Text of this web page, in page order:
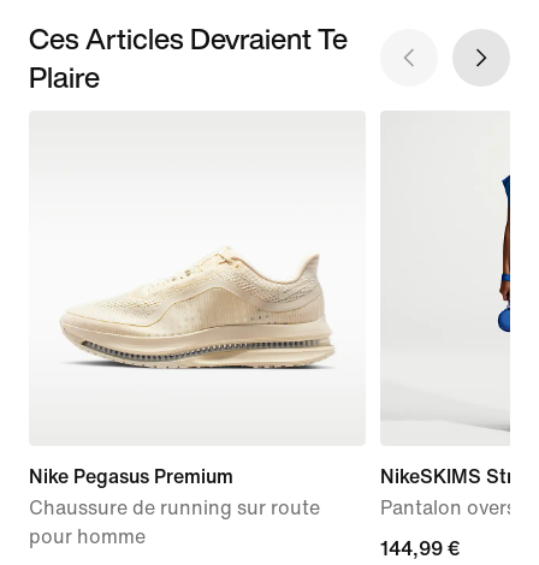
Ces Articles Devraient Te
Plaire
Nike Pegasus Premium
Chaussure de running sur route
pour homme
NikeSKIMS
Pantalon
144,99 €
144,99 €